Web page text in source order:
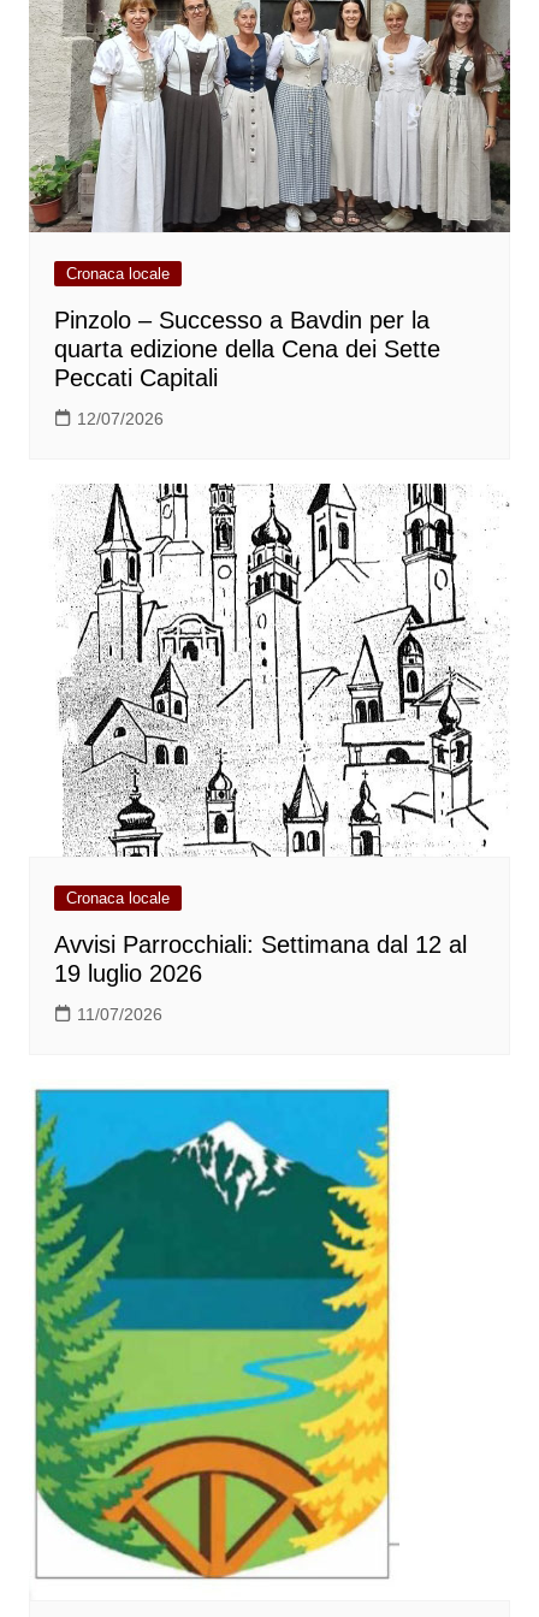
Cronaca locale
Pinzolo – Successo a Bavdin per la
quarta edizione della Cena dei Sette
Peccati Capitali
12/07/2026
Cronaca locale
Avvisi Parrocchiali: Settimana dal 12 al
19 luglio 2026
11/07/2026